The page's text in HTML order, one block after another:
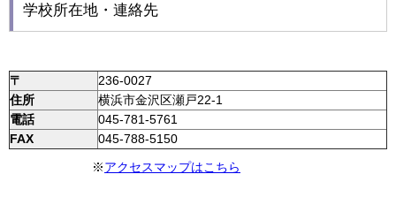
学校所在地・連絡先
〒
236-0027
住所
横浜市金沢区瀬戸22-1
電話
045-781-5761
FAX
045-788-5150
※アクセスマップはこちら